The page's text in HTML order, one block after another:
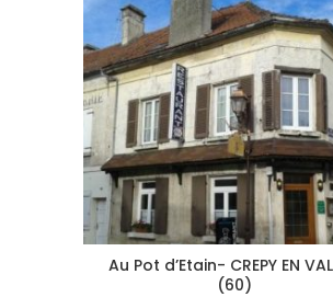
Au Pot d’Etain- CREPY EN
(60)